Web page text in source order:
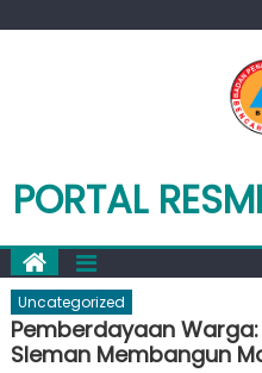
PORTAL
Uncategorized
Pemberdayaan
Sleman Membangun